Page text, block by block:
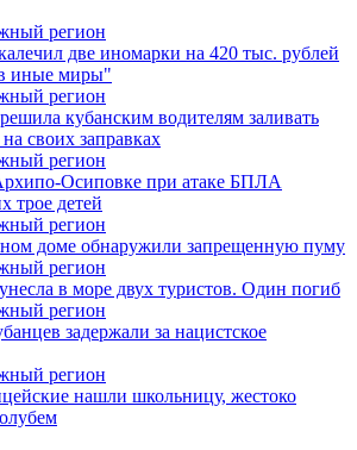
регион
две иномарки на 420 тыс. рублей
иные миры"
регион
кубанским водителям заливать
своих заправках
регион
Осиповке при атаке БПЛА
трое детей
регион
доме обнаружили запрещенную пуму
регион
в море двух туристов. Один погиб
регион
задержали за нацистское
регион
нашли школьницу, жестоко